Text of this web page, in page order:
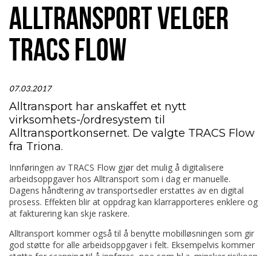
ALLTRANSPORT VELGER
TRACS FLOW
07.03.2017
Alltransport har anskaffet et nytt
virksomhets-/ordresystem til
Alltransportkonsernet. De valgte TRACS Flow
fra Triona.
Innføringen av TRACS Flow gjør det mulig å digitalisere
arbeidsoppgaver hos Alltransport som i dag er manuelle.
Dagens håndtering av transportsedler erstattes av en digital
prosess. Effekten blir at oppdrag kan klarrapporteres enklere og
at fakturering kan skje raskere.
Alltransport kommer også til å benytte mobilløsningen som gir
god støtte for alle arbeidsoppgaver i felt. Eksempelvis kommer